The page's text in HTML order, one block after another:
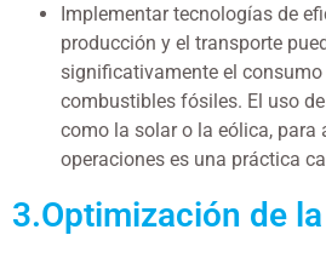
Implementar tecnologías de
producción y el transporte
significativamente el consumo
combustibles fósiles. El uso
como la solar o la eólica, para
operaciones es una práctica
3.Optimización de